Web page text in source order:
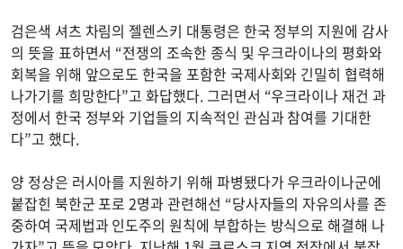
검은색 셔츠 차림의 젤렌스키 대통령은 한국 정부의 지원에 감사
의 뜻을 표하면서 “전쟁의 조속한 종식 및 우크라이나의 평화와
회복을 위해 앞으로도 한국을 포함한 국제사회와 긴밀히 협력해
나가기를 희망한다”고 화답했다. 그러면서 “우크라이나 재건 과
정에서 한국 정부와 기업들의 지속적인 관심과 참여를 기대한
다”고 했다.
양 정상은 러시아를 지원하기 위해 파병됐다가 우크라이나군에
붙잡힌 북한군 포로 2명과 관련해선 “당사자들의 자유의사를 존
중하여 국제법과 인도주의 원칙에 부합하는 방식으로 해결해 나